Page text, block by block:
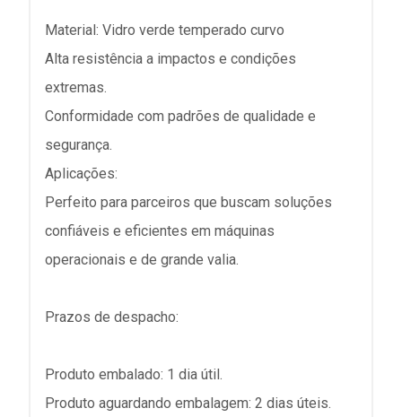
Material: Vidro verde temperado curvo
Alta resistência a impactos e condições
extremas.
Conformidade com padrões de qualidade e
segurança.
Aplicações:
Perfeito para parceiros que buscam soluções
confiáveis e eficientes em máquinas
operacionais e de grande valia.
Prazos de despacho:
Produto embalado: 1 dia útil.
Produto aguardando embalagem: 2 dias úteis.